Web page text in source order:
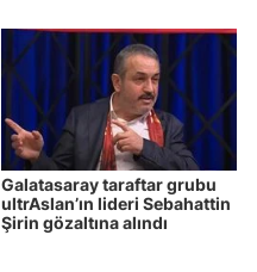
Galatasaray taraftar grubu
ultrAslan’ın lideri Sebahattin
Şirin gözaltına alındı